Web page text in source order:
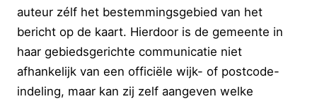
auteur zélf het bestemmingsgebied van het
bericht op de kaart. Hierdoor is de gemeente in
haar gebiedsgerichte communicatie niet
afhankelijk van een officiële wijk- of postcode-
indeling, maar kan zij zelf aangeven welke